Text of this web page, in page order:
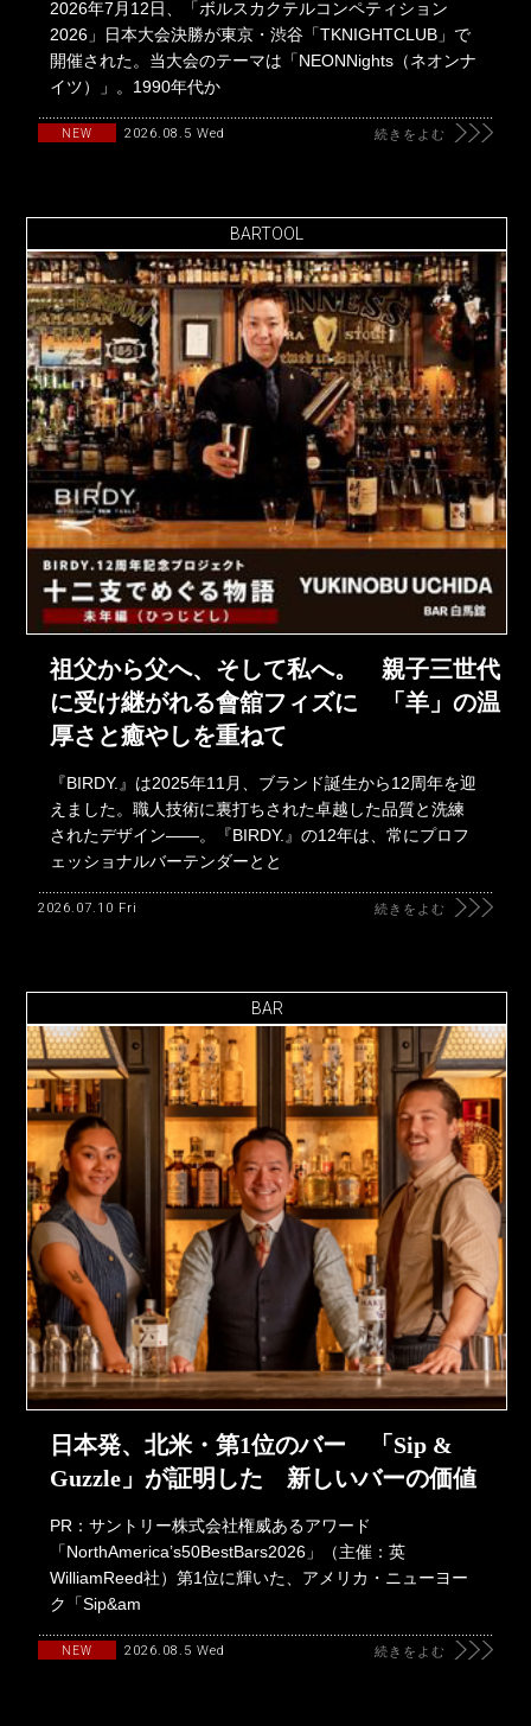
2026年7月12日、「ボルスカクテルコンペティション
2026」日本大会決勝が東京・渋谷「TKNIGHTCLUB」で
開催された。当大会のテーマは「NEONNights（ネオンナ
イツ）」。1990年代か
NEW 2026.08.5 Wed 続きをよむ
BARTOOL
祖父から父へ、そして私へ。 親子三世代
に受け継がれる會舘フィズに 「羊」の温
厚さと癒やしを重ねて
『BIRDY.』は2025年11月、ブランド誕生から12周年を迎
えました。職人技術に裏打ちされた卓越した品質と洗練
されたデザイン――。『BIRDY.』の12年は、常にプロフ
ェッショナルバーテンダーとと
2026.07.10 Fri 続きをよむ
BAR
日本発、北米・第1位のバー 「Sip &
Guzzle」が証明した 新しいバーの価値
PR：サントリー株式会社権威あるアワード
「NorthAmerica’s50BestBars2026」（主催：英
WilliamReed社）第1位に輝いた、アメリカ・ニューヨー
ク「Sip&am
NEW 2026.08.5 Wed 続きをよむ